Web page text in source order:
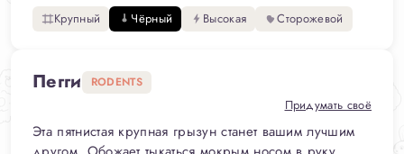
Крупный Чёрный Высокая Сторожевой
Пегги RODENTS
Придумать своё
Эта пятнистая крупная грызун станет вашим лучшим